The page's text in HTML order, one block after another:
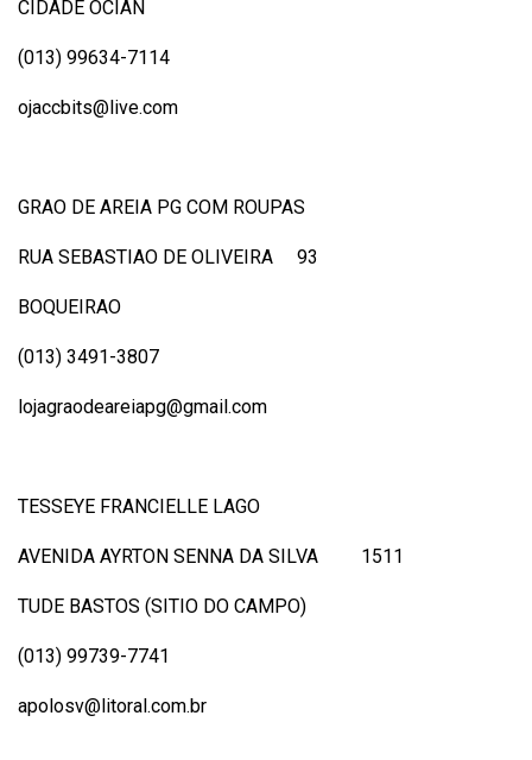
CIDADE OCIAN
(013) 99634-7114
ojaccbits@live.com
GRAO DE AREIA PG COM ROUPAS
RUA SEBASTIAO DE OLIVEIRA 93
BOQUEIRAO
(013) 3491-3807
lojagraodeareiapg@gmail.com
TESSEYE FRANCIELLE LAGO
AVENIDA AYRTON SENNA DA SILVA 1511
TUDE BASTOS (SITIO DO CAMPO)
(013) 99739-7741
apolosv@litoral.com.br